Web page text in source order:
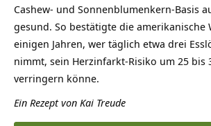
Cashew- und Sonnenblumenkern-Basis
gesund. So bestätigte die amerikanische
einigen Jahren, wer täglich etwa drei
nimmt, sein Herzinfarkt-Risiko um 25 bis
verringern könne.
Ein Rezept von Kai Treude